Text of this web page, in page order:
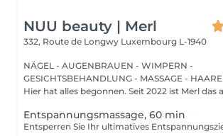
NUU beauty | Merl
332, Route de Longwy Luxembourg L-1940
NÄGEL - AUGENBRAUEN - WIMPERN -
GESICHTSBEHANDLUNG - MASSAGE -
Hier hat alles begonnen. Seit 2022 ist Merl das
Entspannungsmassage, 60 min